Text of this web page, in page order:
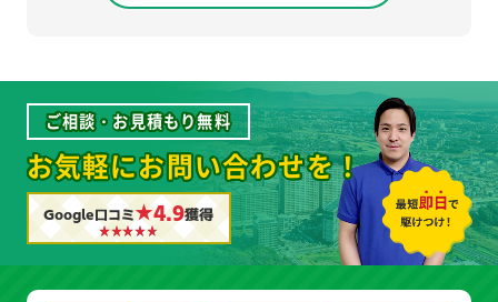
ご相談・お見積もり無料
お気軽にお問い合わせを！
Google口コミ★4.9獲得